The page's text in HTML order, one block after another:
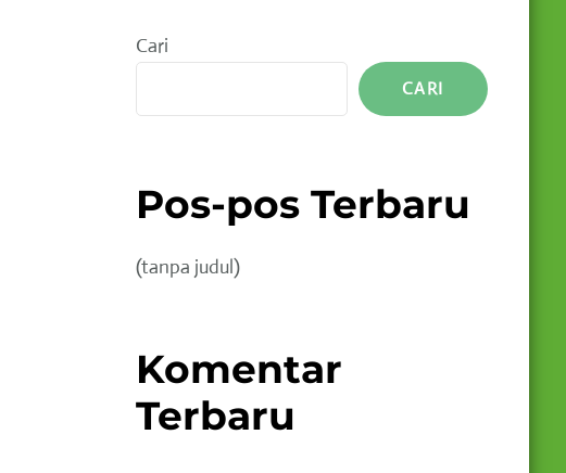
Cari
CARI
Pos-pos Terbaru
(tanpa judul)
Komentar
Terbaru